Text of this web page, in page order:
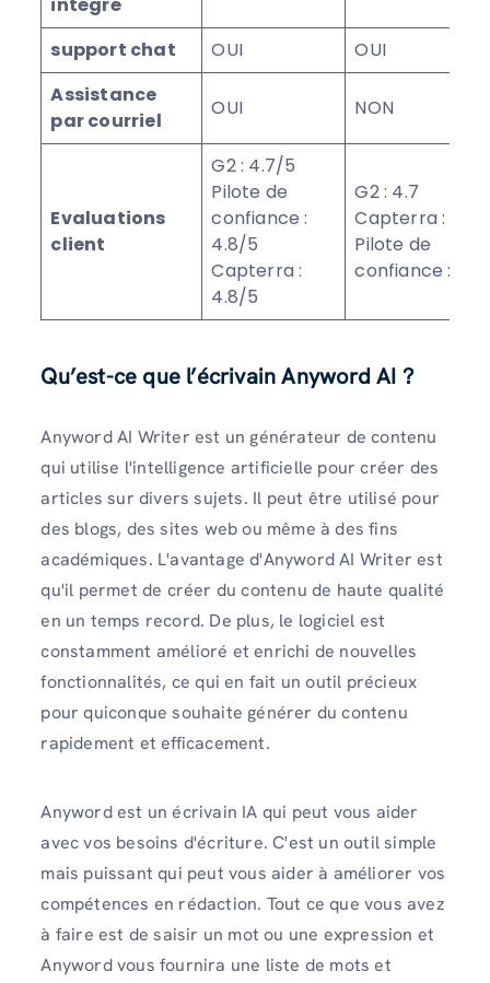
intégré
support chat
OUI
OUI
Assistance
par courriel
OUI NON
Evaluations
client
G2 : 4.7/5
Pilote de
confiance :
4.8/5
Capterra :
4.8/5
G2 : 4.7
Capterra : 4.8
Pilote de
confiance : 4.2
Qu’est-ce que l’écrivain Anyword AI ?
Anyword AI Writer est un générateur de contenu
qui utilise l'intelligence artificielle pour créer des
articles sur divers sujets. Il peut être utilisé pour
des blogs, des sites web ou même à des fins
académiques. L'avantage d'Anyword AI Writer est
qu'il permet de créer du contenu de haute qualité
en un temps record. De plus, le logiciel est
constamment amélioré et enrichi de nouvelles
fonctionnalités, ce qui en fait un outil précieux
pour quiconque souhaite générer du contenu
rapidement et efficacement.
Anyword est un écrivain IA qui peut vous aider
avec vos besoins d'écriture. C'est un outil simple
mais puissant qui peut vous aider à améliorer vos
compétences en rédaction. Tout ce que vous avez
à faire est de saisir un mot ou une expression et
Anyword vous fournira une liste de mots et